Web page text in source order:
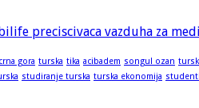
preciscivaca vazduha za
gora turska tika acibadem songul ozan
studiranje turska turska ekonomija